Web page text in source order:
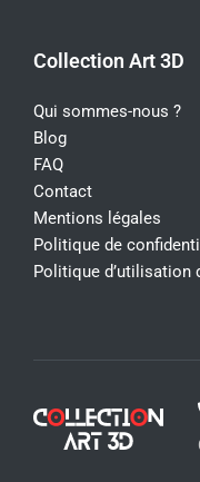
Collection Art 3D
Qui sommes-nous ?
Blog
FAQ
Contact
Mentions légales
Politique de
Politique d’utilisation